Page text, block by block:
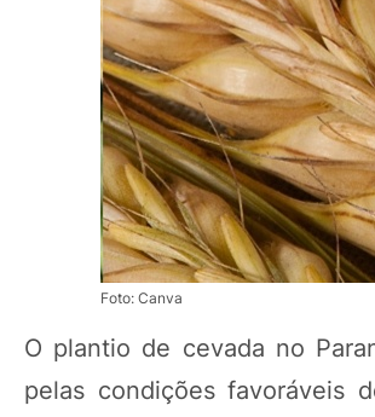
Foto: Canva
O plantio de cevada no
pelas condições favoráveis